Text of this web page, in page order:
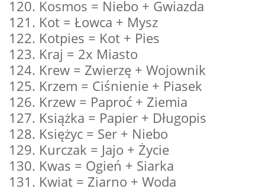
120. Kosmos = Niebo + Gwiazda
121. Kot = Łowca + Mysz
122. Kotpies = Kot + Pies
123. Kraj = 2x Miasto
124. Krew = Zwierzę + Wojownik
125. Krzem = Ciśnienie + Piasek
126. Krzew = Paproć + Ziemia
127. Książka = Papier + Długopis
128. Księżyc = Ser + Niebo
129. Kurczak = Jajo + Życie
130. Kwas = Ogień + Siarka
131. Kwiat = Ziarno + Woda